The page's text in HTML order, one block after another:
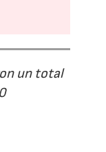
un total